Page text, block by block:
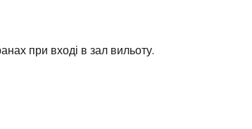
при вході в зал вильоту.